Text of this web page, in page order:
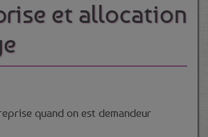
et allocation
quand on est demandeur